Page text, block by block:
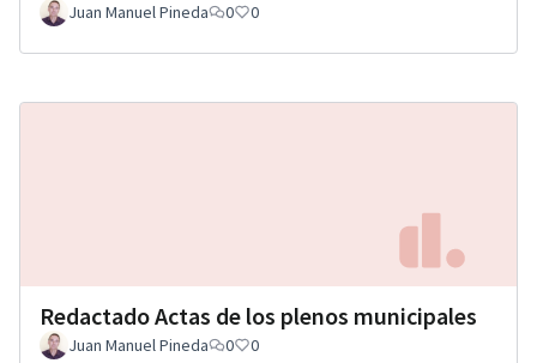
Juan Manuel Pineda 0 0
Redactado Actas de los plenos municipales
Juan Manuel Pineda 0 0